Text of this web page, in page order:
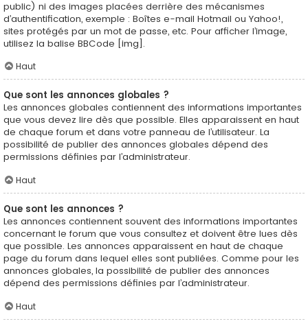
public) ni des images placées derrière des mécanismes
d’authentification, exemple : Boîtes e-mail Hotmail ou Yahoo!,
sites protégés par un mot de passe, etc. Pour afficher l’image,
utilisez la balise BBCode [img].
Haut
Que sont les annonces globales ?
Les annonces globales contiennent des informations importantes
que vous devez lire dès que possible. Elles apparaissent en haut
de chaque forum et dans votre panneau de l’utilisateur. La
possibilité de publier des annonces globales dépend des
permissions définies par l’administrateur.
Haut
Que sont les annonces ?
Les annonces contiennent souvent des informations importantes
concernant le forum que vous consultez et doivent être lues dès
que possible. Les annonces apparaissent en haut de chaque
page du forum dans lequel elles sont publiées. Comme pour les
annonces globales, la possibilité de publier des annonces
dépend des permissions définies par l’administrateur.
Haut